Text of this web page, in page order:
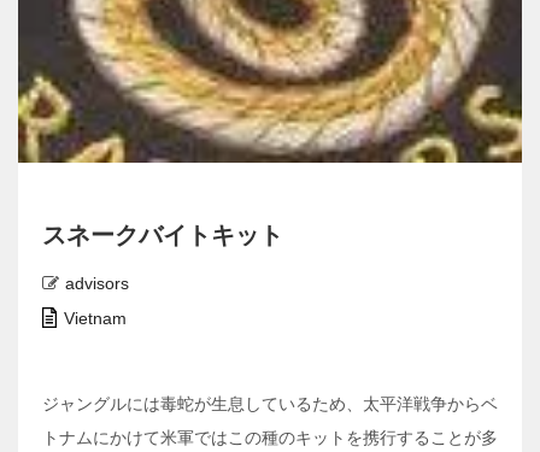
スネークバイトキット
advisors
Vietnam
ジャングルには毒蛇が生息しているため、太平洋戦争からベ
トナムにかけて米軍ではこの種のキットを携行することが多